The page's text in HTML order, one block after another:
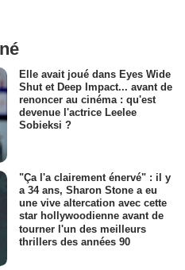
Elle avait joué dans Eyes Wide
Shut et Deep Impact... avant de
renoncer au cinéma : qu'est
devenue l'actrice Leelee
Sobieksi ?
"Ça l'a clairement énervé" : il y
a 34 ans, Sharon Stone a eu
une vive altercation avec cette
star hollywoodienne avant de
tourner l'un des meilleurs
thrillers des années 90